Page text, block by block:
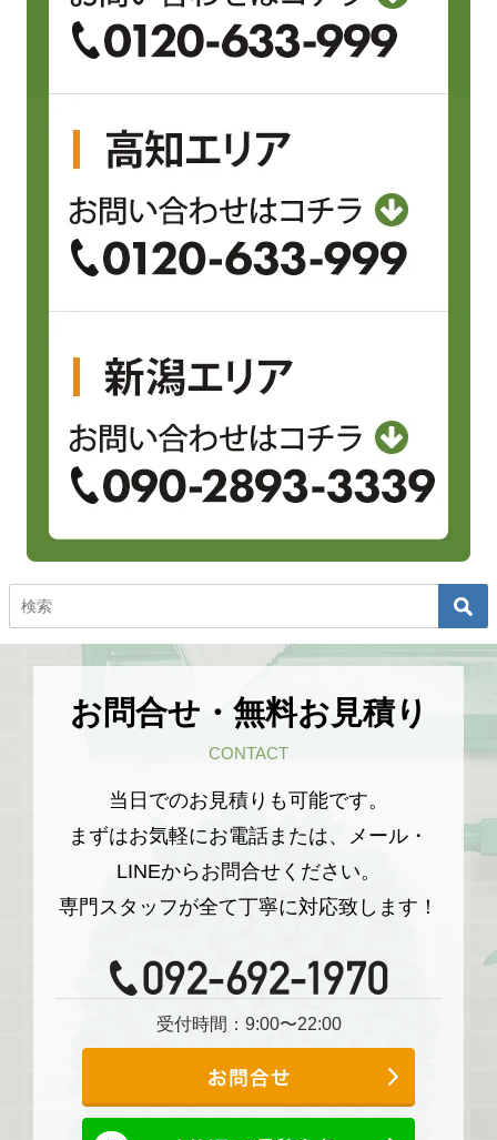
お問合せ・無料お見積り
CONTACT
当日でのお見積りも可能です。
まずはお気軽にお電話または、メール・
LINEからお問合せください。
専門スタッフが全て丁寧に対応致します！
受付時間：9:00〜22:00